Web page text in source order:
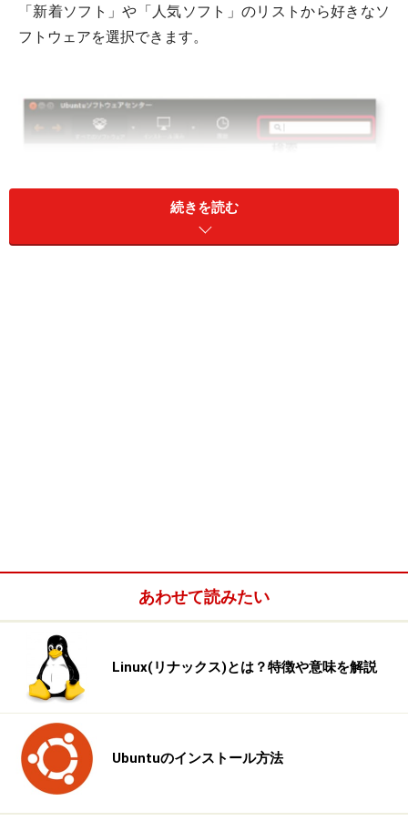
「新着ソフト」や「人気ソフト」のリストから好きなソ
フトウェアを選択できます。
す。人気のソフトからGPartedをクリックするとGParted
のアプリのページが開き、アプリの詳細情報やレビュー
などを確認できます。
GPartedのインストール
「インストール」のボタンをクリックすると、パスワー
続きを読む
あわせて読みたい
Linux(リナックス)とは？特徴や意味を解説
Ubuntuのインストール方法